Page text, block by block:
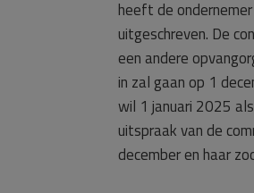
heeft de
uitgeschreven. De
een andere
in zal gaan op 1
wil 1 januari 2025
uitspraak van de
december en haar